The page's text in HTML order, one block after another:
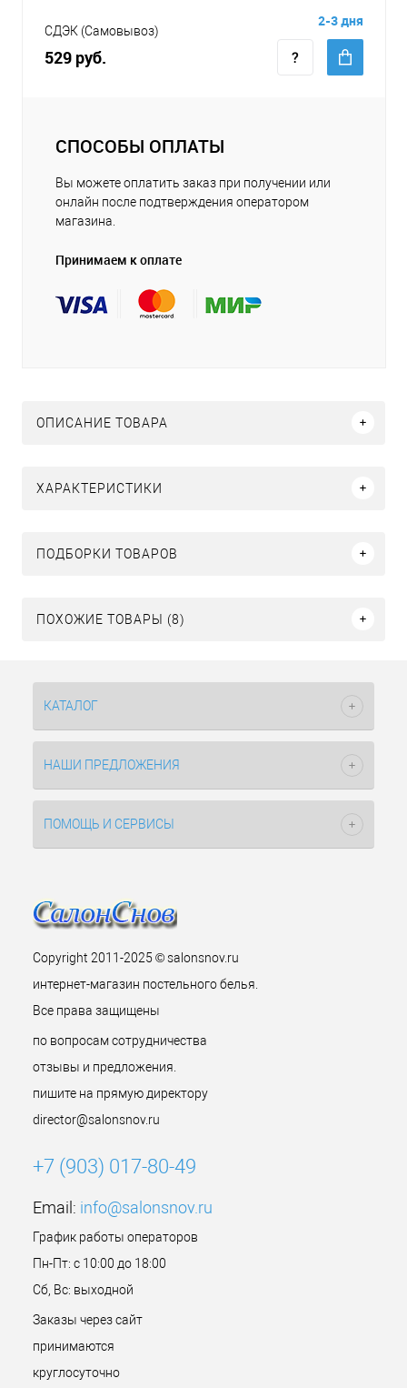
СДЭК (Самовывоз)
529 руб.
2-3 дня
СПОСОБЫ ОПЛАТЫ
Вы можете оплатить заказ при получении или
онлайн после подтверждения оператором
магазина.
Принимаем к оплате
ОПИСАНИЕ ТОВАРА
ХАРАКТЕРИСТИКИ
ПОДБОРКИ ТОВАРОВ
ПОХОЖИЕ ТОВАРЫ (8)
КАТАЛОГ
НАШИ ПРЕДЛОЖЕНИЯ
ПОМОЩЬ И СЕРВИСЫ
Copyright 2011-2025 © salonsnov.ru
интернет-магазин постельного белья.
Все права защищены
по вопросам сотрудничества
отзывы и предложения.
пишите на прямую директору
director@salonsnov.ru
+7 (903) 017-80-49
Email: info@salonsnov.ru
График работы операторов
Пн-Пт: с 10:00 до 18:00
Сб, Вс: выходной
Заказы через сайт
принимаются
круглосуточно